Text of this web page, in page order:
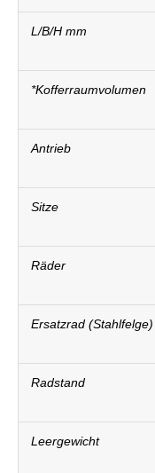
L/B/H mm
*Kofferraumvolumen
Antrieb
Sitze
Räder
Ersatzrad (Stahlfelge)
Radstand
Leergewicht